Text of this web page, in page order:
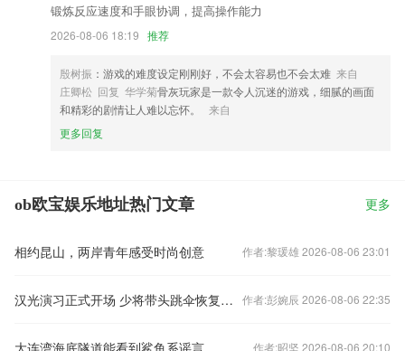
锻炼反应速度和手眼协调，提高操作能力
2026-08-06 18:19 推荐
殷树振 ：游戏的难度设定刚刚好，不会太容易也不会太难 来自
庄卿松 回复 华学菊骨灰玩家是一款令人沉迷的游戏，细腻的画面
和精彩的剧情让人难以忘怀。
来自
更多回复
ob欧宝娱乐地址热门文章 更多
相约昆山，两岸青年感受时尚创意 作者:黎瑗雄 2026-08-06 23:01
汉光演习正式开场 少将带头跳伞恢复演习训练 作者:彭婉辰 2026-08-06 22:35
大连湾海底隧道能看到鲨鱼系谣言 作者:昭坚 2026-08-06 20:10